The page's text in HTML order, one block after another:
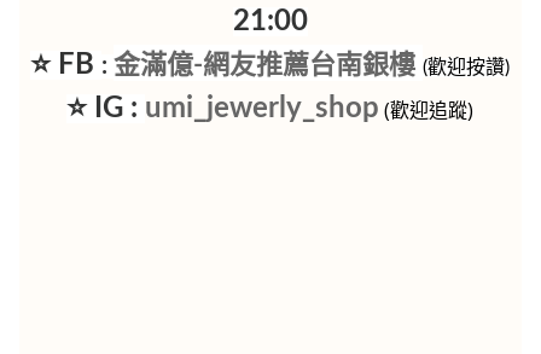
21:00
⭐ FB :金滿億-網友推薦台南銀樓 (歡迎按讚)
⭐ IG : umi_jewerly_shop (歡迎追蹤)